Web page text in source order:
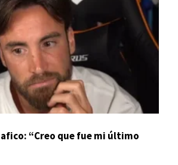
“Creo que fue mi último